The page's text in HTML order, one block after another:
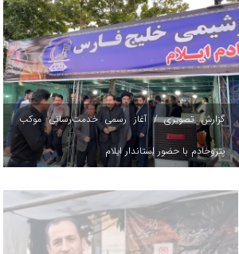
گزارش تصویری / آغاز رسمی خدمت‌رسانی موکب
پتروخادم با حضور استاندار ایلام